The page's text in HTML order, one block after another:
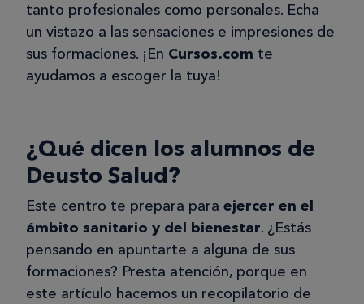
L
Lucía
28/05/2025
emocional
Curso muy interesante, intuitivo, fácil
y útil para la vida.
VG
Verónica G.
tanto profesionales como personales. Echa
un vistazo a las sensaciones e impresiones de
sus formaciones. ¡En Cursos.com te
ayudamos a escoger la tuya!
¿Qué dicen los alumnos de
Deusto Salud?
Este centro te prepara para ejercer en el
ámbito sanitario y del bienestar. ¿Estás
pensando en apuntarte a alguna de sus
formaciones? Presta atención, porque en
este artículo hacemos un recopilatorio de